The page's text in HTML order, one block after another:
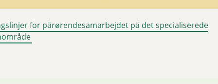
Som pårørende kan du altid få generelle
læse mere om forventninger i pjecen ”retningslinjer for
på det specialiserede socialområde for
for pårørendesamarbejdet på det specialiserede